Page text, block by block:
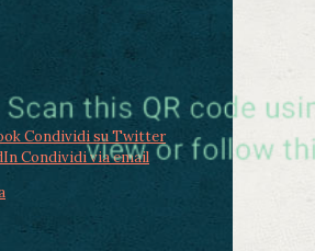
Condividi su Twitter
Condividi via email